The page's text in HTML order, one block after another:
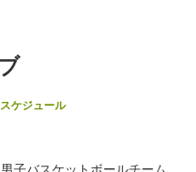
ケジュール